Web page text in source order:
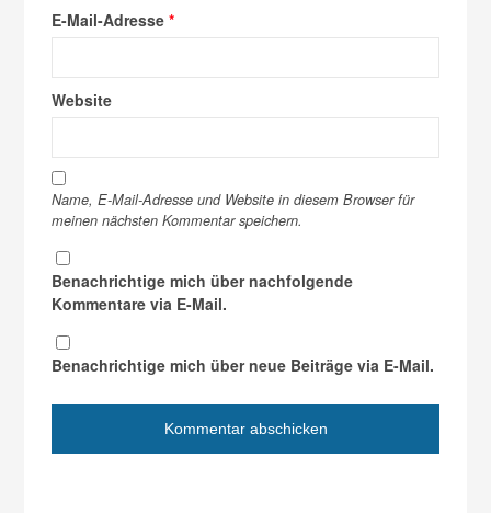
E-Mail-Adresse*
Website
Name, E-Mail-Adresse und Website in diesem Browser für
meinen nächsten Kommentar speichern.
Benachrichtige mich über nachfolgende
Kommentare via E-Mail.
Benachrichtige mich über neue Beiträge via E-Mail.